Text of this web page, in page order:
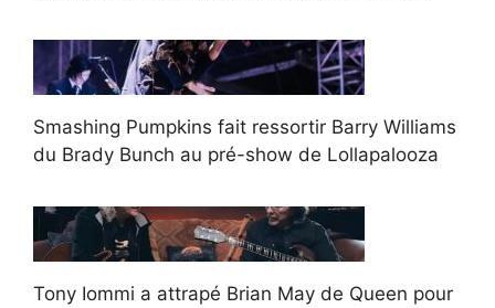
Smashing Pumpkins fait ressortir Barry Williams
du Brady Bunch au pré-show de Lollapalooza
Tony Iommi a attrapé Brian May de Queen pour